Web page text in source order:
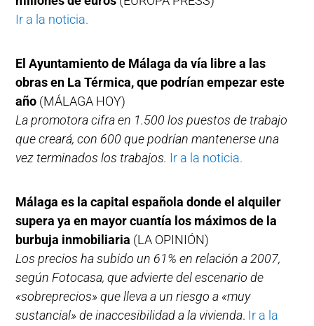
Ir a la noticia.
El Ayuntamiento de Málaga da vía libre a las
obras en La Térmica, que podrían empezar este
año (MÁLAGA HOY)
La promotora cifra en 1.500 los puestos de trabajo
que creará, con 600 que podrían mantenerse una
vez terminados los trabajos. Ir a la noticia.
Málaga es la capital española donde el alquiler
supera ya en mayor cuantía los máximos de la
burbuja inmobiliaria (LA OPINIÓN)
Los precios ha subido un 61% en relación a 2007,
según Fotocasa, que advierte del escenario de
«sobreprecios» que lleva a un riesgo a «muy
sustancial» de inaccesibilidad a la vivienda. Ir a la